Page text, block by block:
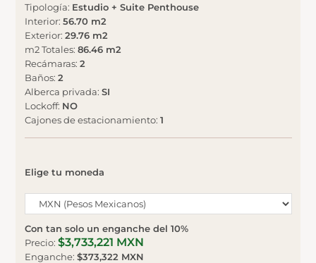
Tipología: Estudio + Suite Penthouse
Interior: 56.70 m2
Exterior: 29.76 m2
m2 Totales: 86.46 m2
Recámaras: 2
Baños: 2
Alberca privada: SI
Lockoff: NO
Cajones de estacionamiento: 1
Elige tu moneda
Con tan solo un enganche del 10%
Precio: $3,733,221 MXN
Enganche: $373,322 MXN